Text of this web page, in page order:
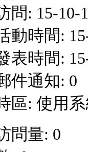
問: 15-10-
動時間:
表時間:
件通知: 0
區: 使用
問量: 0